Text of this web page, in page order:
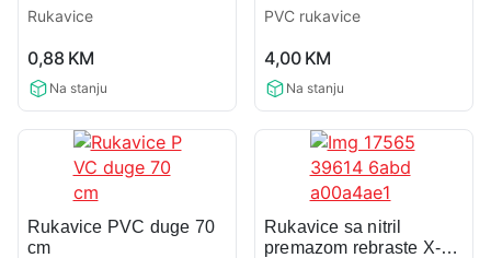
Rukavice
rating
0,88 KM
Na stanju
PVC rukavice
rating
4,00 KM
Na stanju
Rukavice PVC duge 70
cm
Rukavice sa nitril
premazom rebraste X-